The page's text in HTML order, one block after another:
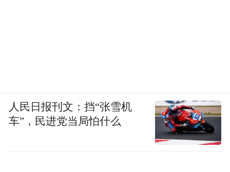
人民日报刊文：挡“张雪机
车”，民进党当局怕什么